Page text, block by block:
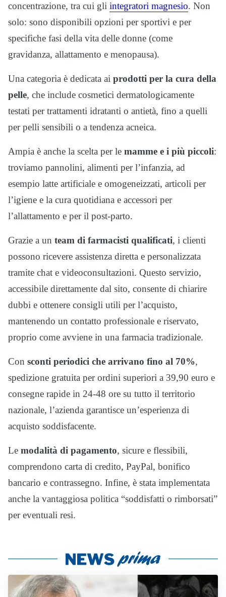
concentrazione, tra cui gli integratori magnesio. Non
solo: sono disponibili opzioni per sportivi e per
specifiche fasi della vita delle donne (come
gravidanza, allattamento e menopausa).
Una categoria è dedicata ai prodotti per la cura della
pelle, che include cosmetici dermatologicamente
testati per trattamenti idratanti o antietà, fino a quelli
per pelli sensibili o a tendenza acneica.
Ampia è anche la scelta per le mamme e i più piccoli:
troviamo pannolini, alimenti per l’infanzia, ad
esempio latte artificiale e omogeneizzati, articoli per
l’igiene e la cura quotidiana e accessori per
l’allattamento e per il post-parto.
Grazie a un team di farmacisti qualificati, i clienti
possono ricevere assistenza diretta e personalizzata
tramite chat e videoconsultazioni. Questo servizio,
accessibile direttamente dal sito, consente di chiarire
dubbi e ottenere consigli utili per l’acquisto,
mantenendo un contatto professionale e riservato,
proprio come avviene in una farmacia tradizionale.
Con sconti periodici che arrivano fino al 70%,
spedizione gratuita per ordini superiori a 39,90 euro e
consegne rapide in 24-48 ore su tutto il territorio
nazionale, l’azienda garantisce un’esperienza di
acquisto soddisfacente.
Le modalità di pagamento, sicure e flessibili,
comprendono carta di credito, PayPal, bonifico
bancario e contrassegno. Infine, è stata implementata
anche la vantaggiosa politica “soddisfatti o rimborsati”
per eventuali resi.